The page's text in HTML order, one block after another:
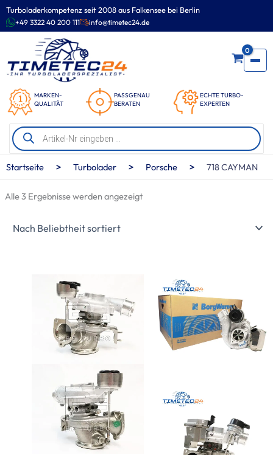
Turboladerkompetenz seit 2008 aus Falkensee bei Berlin
+49 3322 40 200 111 info@timetec24.de
MARKEN-
QUALITÄT
PASSGENAU
BERATEN
ECHTE TURBO-
EXPERTEN
0
Products
search
Zum
Inhalt
springen
Startseite > Turbolader > Porsche > 718 CAYMAN
Alle 3 Ergebnisse werden angezeigt